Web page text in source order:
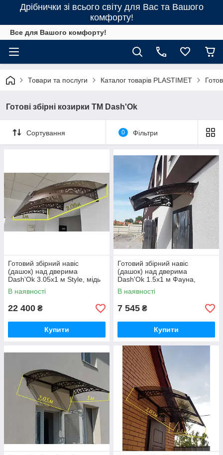
Дрібнички зі всього світу для Вас та Вашого
комфорту!
Все для Вашого комфорту!
Товари та послуги Каталог товарів PLASTIMET
Готові збірні козирки ТМ Dash'Ok
Сортування 0 Фільтри
Готовий збірний навіс
(дашок) над дверима
Dash'Ok 3.05x1 м Style, мідь
антик, моноліт 3 мм,
бронзовий
В наявності
22 400 ₴
Купити
Готовий збірний навіс
(дашок) над дверима
Dash'Ok 1.5x1 м Фауна,
мідний кронштейн сотовий
полікарбонат 6 мм, Прозорий
В наявності
7 545 ₴
Купити